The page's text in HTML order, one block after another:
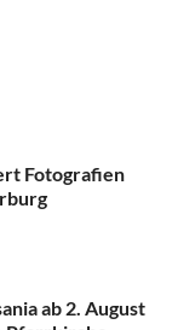
Fotografien
ab 2. August